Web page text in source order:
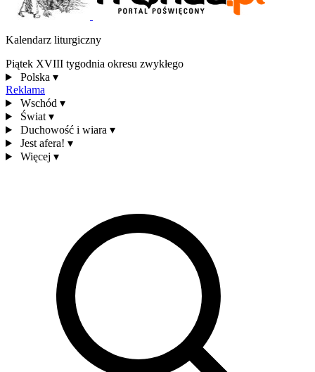
Kalendarz liturgiczny
Piątek XVIII tygodnia okresu zwykłego
Polska ▾
Reklama
Wschód ▾
Świat ▾
Duchowość i wiara ▾
Jest afera! ▾
Więcej ▾